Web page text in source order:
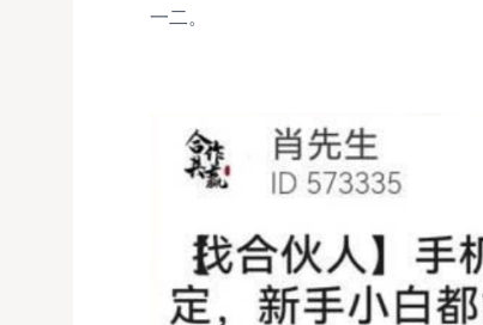
一二。